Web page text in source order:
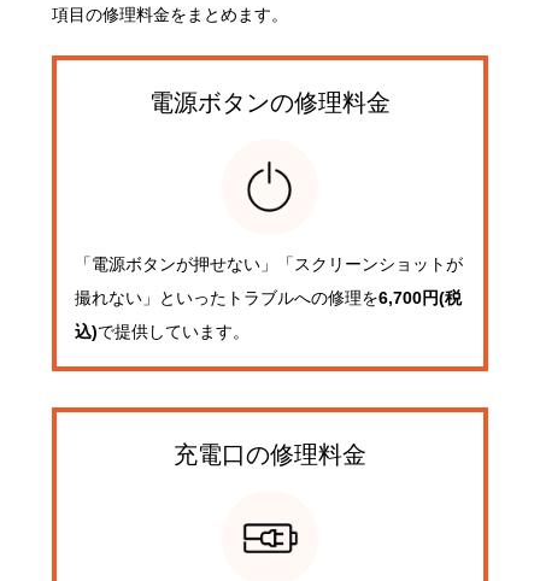
項目の修理料金をまとめます。
電源ボタンの修理料金
「電源ボタンが押せない」「スクリーンショットが
撮れない」といったトラブルへの修理を6,700円(税
込)で提供しています。
充電口の修理料金